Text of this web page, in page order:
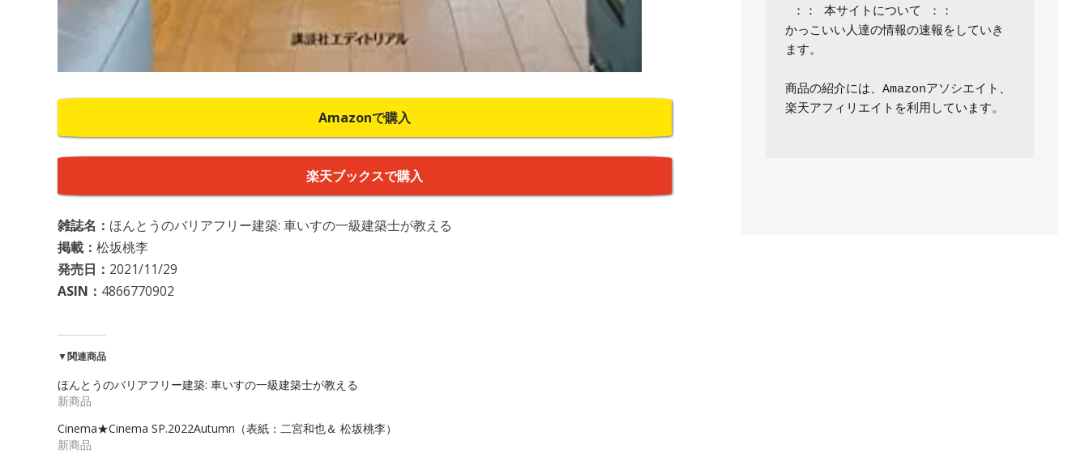
Amazonで購入
楽天ブックスで購入
雑誌名： ほんとうのバリアフリー建築: 車いすの一級建築士が教える
掲載： 松坂桃李
発売日： 2021/11/29
ASIN： 4866770902
▼関連商品
ほんとうのバリアフリー建築: 車いすの一級建築士が教える
新商品
Cinema★Cinema SP.2022Autumn（表紙：二宮和也＆ 松坂桃李）
新商品
かっこいい人達の情報の速報をしていき
ます。
商品の紹介には、Amazonアソシエイト、
楽天アフィリエイトを利用しています。